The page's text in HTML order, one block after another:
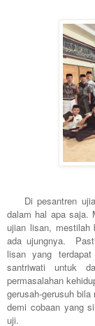
Di pesantren
dalam hal apa saja.
ujian lisan, mestilah
ada ujungnya.
lisan yang
santriwati untuk
permasalahan
gerusah-gerusuh
demi cobaan yang
uji.